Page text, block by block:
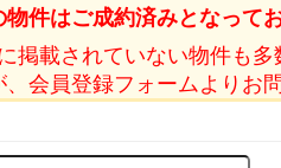
お部屋探しコラム 賃貸管理コ
物件はご成約済みとなってお
掲載されていない物件も多
会員登録フォームよりお